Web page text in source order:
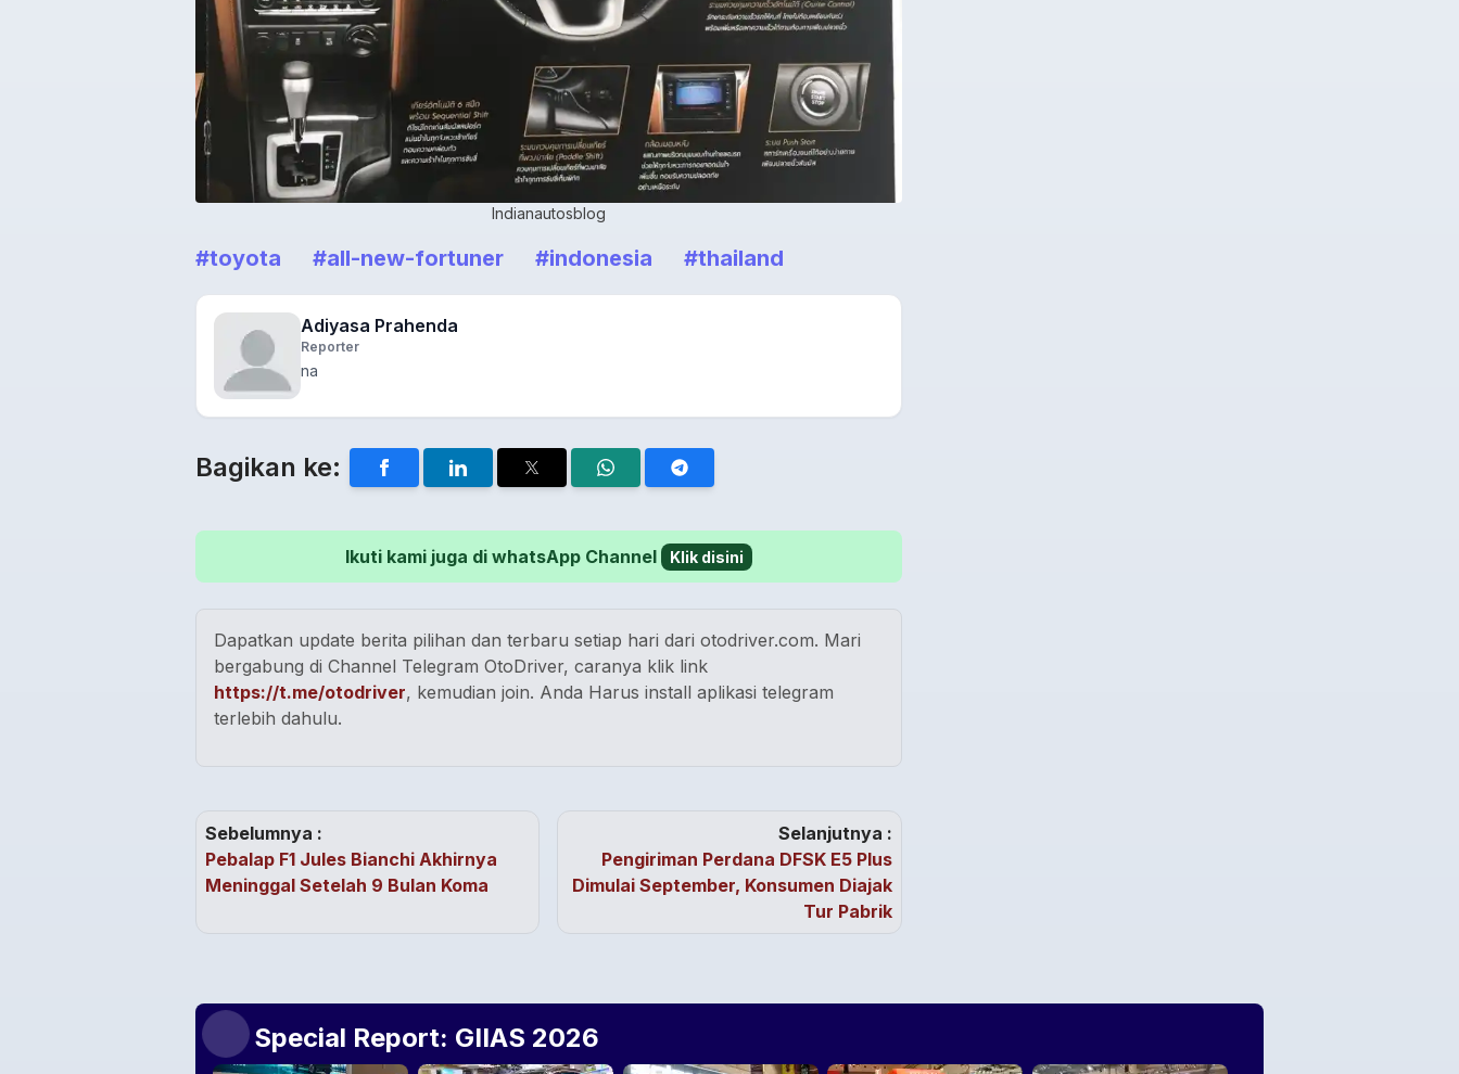
Indianautosblog
#toyota #all-new-fortuner #indonesia #thailand
Adiyasa Prahenda
Reporter
na
Bagikan ke:
Ikuti kami juga di whatsApp Channel Klik disini
Dapatkan update berita pilihan dan terbaru setiap hari dari otodriver.com. Mari
bergabung di Channel Telegram OtoDriver, caranya klik link
https://t.me/otodriver, kemudian join. Anda Harus install aplikasi telegram
terlebih dahulu.
Sebelumnya :
Pebalap F1 Jules Bianchi Akhirnya
Meninggal Setelah 9 Bulan Koma
Selanjutnya :
Pengiriman Perdana DFSK E5 Plus
Dimulai September, Konsumen Diajak
Tur Pabrik
Special Report: GIIAS 2026